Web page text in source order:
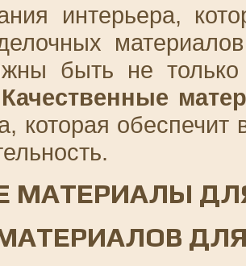
интерьера,
быть не
Качественные
которая
МАТЕРИАЛЫ